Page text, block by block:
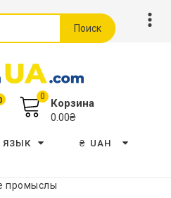
Поиск
0
Корзина
0.00₴
ЯЗЫК ₴ UAH
промыслы